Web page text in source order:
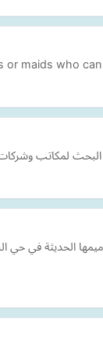
maids who
لمكاتب وشركات
الحديثة في